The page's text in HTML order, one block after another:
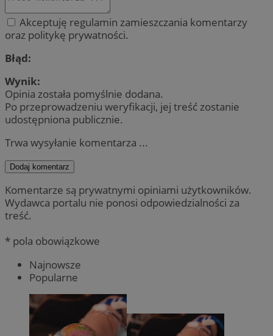
Akceptuję regulamin zamieszczania komentarzy
oraz politykę prywatności.
Błąd:
Wynik:
Opinia została pomyślnie dodana.
Po przeprowadzeniu weryfikacji, jej treść zostanie
udostępniona publicznie.
Trwa wysyłanie komentarza ...
Dodaj komentarz
Komentarze są prywatnymi opiniami użytkowników.
Wydawca portalu nie ponosi odpowiedzialności za
treść.
* pola obowiązkowe
Najnowsze
Popularne